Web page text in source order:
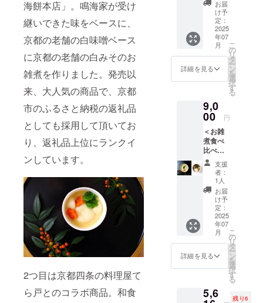
海餅本店」。鳴海家が受け
継いできた味をベースに、
京都の老舗の白味噌ベース
に京都の老舗の白みそのお
雑煮を作りました。発売以
来、大人気の商品で、京都
市のふるさと納税の返礼品
としても採用して頂いてお
り、返礼品上位にランクイ
ンしています。
2つ目は京都四条の料理屋て
ら戸とのコラボ商品。和食
ときた
まご ※
具材の
種類は
変わる
可能性
ます。
※クラフ
材料
は、HP
をご確
認くだ
さいま
せ
（https:
//www.c
hantme
al.co.jp
） ※原
材料及
び添加
物等の
食品表
届け商
品のラ
表記さ
れま
椀 ・鯛
の和風
アクア
パッツ
ア ・魚
介のブ
ベース
・8種野
イユ ＜
クラフ
トスー
プC＞
・10種
野菜と
生姜の
彩り椀
・京風
牛すじ
カレー
煮込み
・鶏団
子とニ
ラのス
なべ ・
山椒香
まご ※
煮 ・ク
レーム
ドゥ
シャン
ピニオ
ン ・チ
キンフ
リカッ
チュー
＜クラ
スープB
＞ ・10
種野菜
と生姜
の彩り
椀 ・鯛
の和風
アクア
パッツ
ア ・魚
介のブ
イヤ
・8種野
菜のラ
クラフ
んちん
雑煮〉
の原材
料は、
HPをご
確認く
ださい
（https:
//www.c
al.co.jp
） ※原
材料及
び添加
物等の
食品表
示はお
届け商
品のラ
ベルに
表記さ
れま
す。 商
品開封
前には
必ずお
届けの
たラベ
・お餅
屋さん
のお雑
煮 ・生
姜香る
白餅の
けんち
ん雑煮
※具材の
変わる
可能性
があり
ます。
※〈お餅
屋さん
のお雑
煮〉
〈生姜
香る白
餅のけ
んちん
雑煮〉
の原材
料は、
HPをご
確認く
（https:
hantme
お届
け予
定：
2025
年07
月
詳細を見る
こ
の
リ
タ
ー
ン
を
選
択
す
る
9,0
00 円
＜お雑
煮食べ
比べ
セット8
個（各4
個）＞
・お餅
屋さん
のお雑
煮 ・生
姜香る
白餅の
けんち
ん雑煮
※具材の
種類は
可能性
があり
支援
者：
1人
お届
け予
定：
2025
年07
月
詳細を見る
こ
の
リ
タ
ー
ン
を
選
択
す
る
5,6 残り6